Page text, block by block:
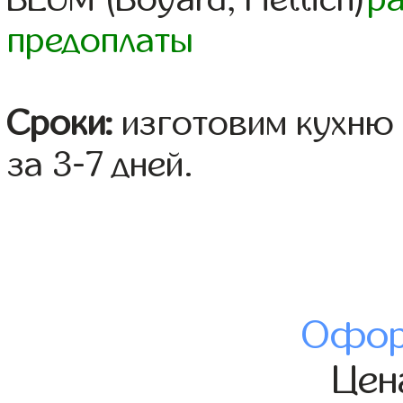
предоплаты
Сроки: изготовим
за 3-7 дней.